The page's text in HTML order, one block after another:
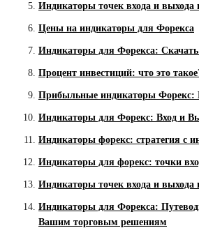
Индикаторы точек входа и выхода
Цены на индикаторы для Форекса
Индикаторы для Форекса: Скачать
Процент инвестиций: что это
Прибыльные индикаторы Форекс:
Индикаторы для Форекс: Вход и
Индикаторы форекс: стратегия с
Индикаторы для форекс: точки
Индикаторы точек входа и выхода
Индикаторы для Форекса:
Вашим торговым решениям